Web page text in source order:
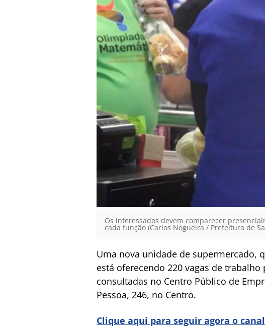
Os interessados devem comparecer
cada função (Carlos Nogueira / Prefeitura de
Uma nova unidade de supermercado,
está oferecendo 220 vagas de
consultadas no Centro Público de
Pessoa, 246, no Centro.
Clique aqui para seguir agora o